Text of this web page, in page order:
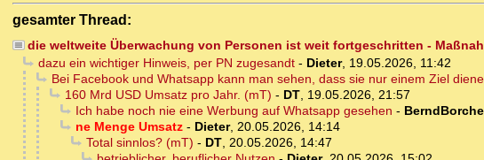
gesamter Thread:
die weltweite Überwachung von Personen ist weit fortgeschritten -
dazu ein wichtiger Hinweis, per PN zugesandt- Dieter, 19.05.2026, 11:42
Bei Facebook und Whatsapp kann man sehen, dass sie nur einem Ziel
160 Mrd USD Umsatz pro Jahr. (mT) - DT, 19.05.2026, 21:57
Ich habe noch nie eine Werbung auf Whatsapp gesehen -
ne Menge Umsatz- Dieter, 20.05.2026, 14:14
Total sinnlos? (mT) - DT, 20.05.2026, 14:47